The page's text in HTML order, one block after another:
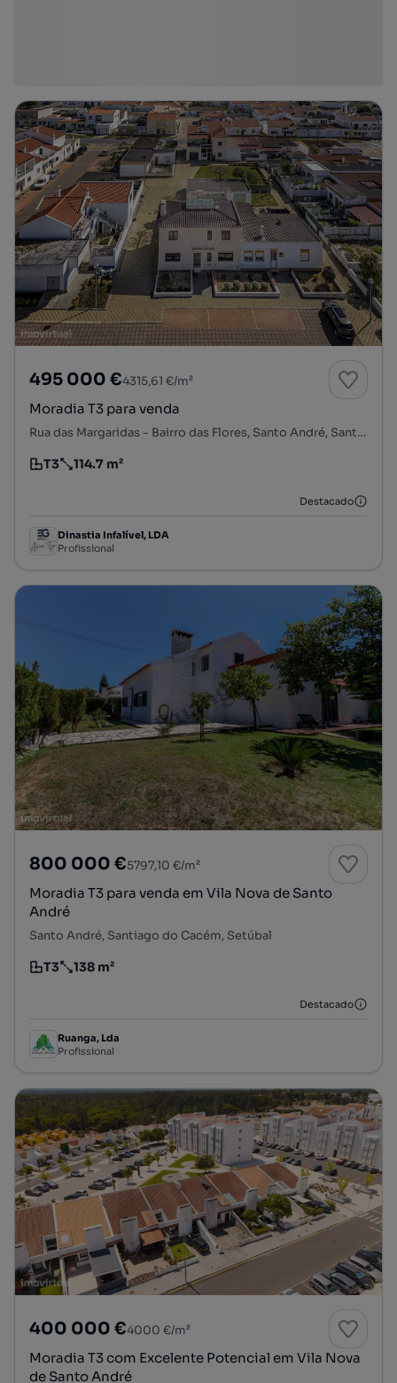
495 000 €4315,61 €/m²
Moradia T3 para venda
Rua das Margaridas - Bairro das Flores, Santo André, Santiago do Cacém, Setúbal
Tipologia
T3
Preço por metro quadrado
114.7 m²
Destacado
Dinastia Infalível, LDA
Profissional
800 000 €5797,10 €/m²
Moradia T3 para venda em Vila Nova de Santo
André
Santo André, Santiago do Cacém, Setúbal
Tipologia
T3
Preço por metro quadrado
138 m²
Destacado
Ruanga, Lda
Profissional
400 000 €4000 €/m²
Moradia T3 com Excelente Potencial em Vila Nova
de Santo André